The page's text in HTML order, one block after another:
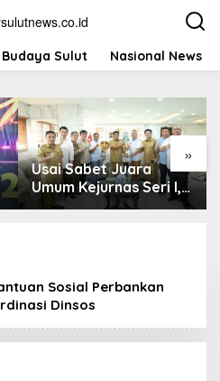
Budaya Sulut Nasional News
»
Usai Sabet Juara
Umum Kejurnas Seri I,
Sulut Siap Gelar
Sosial Perbankan
Dinsos